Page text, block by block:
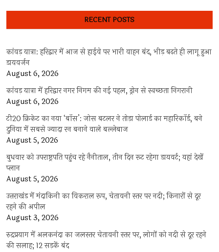
RECENT POSTS
कांवड़ यात्रा: हरिद्वार में आज से हाईवे पर भारी वाहन बंद, भीड़ बढ़ते ही लागू हुआ
डायवर्जन
August 6, 2026
कांवड़ यात्रा में हरिद्वार नगर निगम की नई पहल, ड्रोन से स्वच्छता निगरानी
August 6, 2026
टी20 क्रिकेट का नया ‘बॉस’: जोस बटलर ने तोड़ा पोलार्ड का महारिकॉर्ड, बने
दुनिया में सबसे ज्यादा रन बनाने वाले बल्लेबाज
August 5, 2026
बुधवार को उपराष्ट्रपति पहुंच रहे नैनीताल, तीन दिन रूट रहेगा डायवर्ट; यहां देखें
प्‍लान
August 5, 2026
उत्तराखंड में मंदाकिनी का विकराल रूप, चेतावनी स्तर पर नदी; किनारों से दूर
रहने की अपील
August 3, 2026
रुद्रप्रयाग में अलकनंदा का जलस्तर चेतावनी स्तर पर, लोगों को नदी से दूर रहने
की सलाह; 12 सड़कें बंद